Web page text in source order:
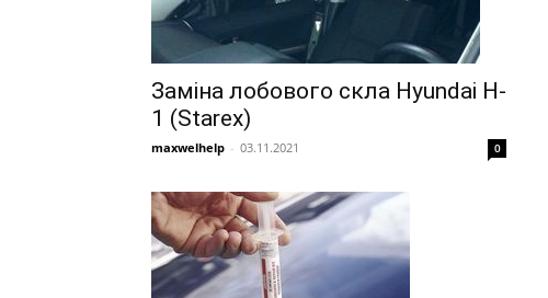
Заміна лобового скла Hyundai H-
1 (Starex)
maxwelhelp - 03.11.2021 0